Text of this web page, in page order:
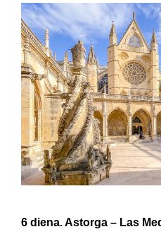
6 diena.Astorga – Las